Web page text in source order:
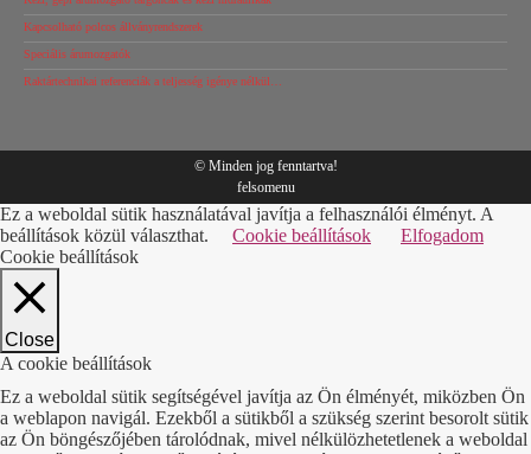
Kapcsolható polcos állványrendszerek
Speciális árumozgatók
Raktártechnikai referenciák a teljesség igénye nélkül…
© Minden jog fenntartva!
felsomenu
Ez a weboldal sütik használatával javítja a felhasználói élményt. A
beállítások közül választhat.
Cookie beállítások
Elfogadom
Cookie beállítások
Close
A cookie beállítások
Ez a weboldal sütik segítségével javítja az Ön élményét, miközben Ön
a weblapon navigál. Ezekből a sütikből a szükség szerint besorolt sütik
az Ön böngészőjében tárolódnak, mivel nélkülözhetetlenek a weboldal